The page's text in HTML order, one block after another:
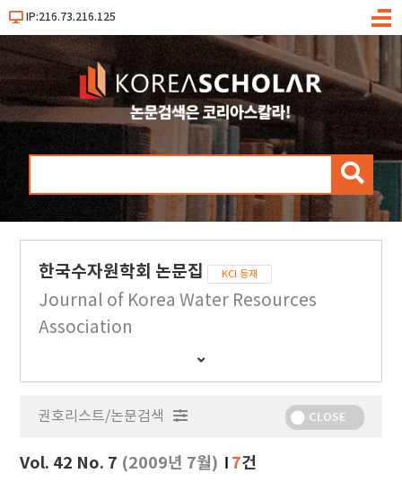
IP:216.73.216.125
메
검
한국수자원학회 논문집 KCI 등재
Journal of Korea Water Resources
Association
간
행
보
기
권호리스트/논문검색 CLOSE
Vol. 42 No. 7 (2009년 7월) 7건